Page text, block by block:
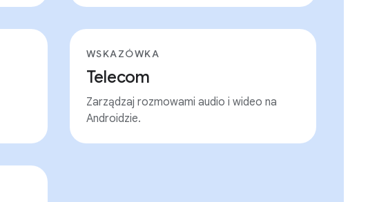
WSKAZÓWKA
Telecom
Zarządzaj rozmowami audio i wideo na
Androidzie.